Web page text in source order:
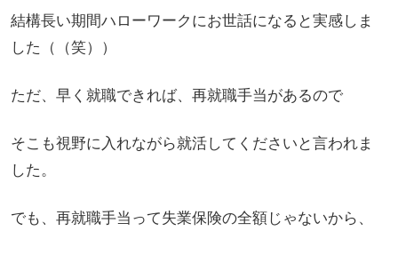
結構長い期間ハローワークにお世話になると実感しま
した（（笑））
ただ、早く就職できれば、再就職手当があるので
そこも視野に入れながら就活してくださいと言われま
した。
でも、再就職手当って失業保険の全額じゃないから、